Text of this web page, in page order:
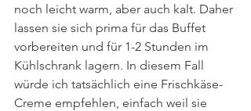
noch leicht warm, aber auch kalt. Daher
lassen sie sich prima für das Buffet
vorbereiten und für 1-2 Stunden im
Kühlschrank lagern. In diesem Fall
würde ich tatsächlich eine Frischkäse-
Creme empfehlen, einfach weil sie